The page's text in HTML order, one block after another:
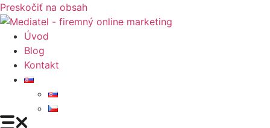
Preskočiť na obsah
Úvod
Blog
Kontakt